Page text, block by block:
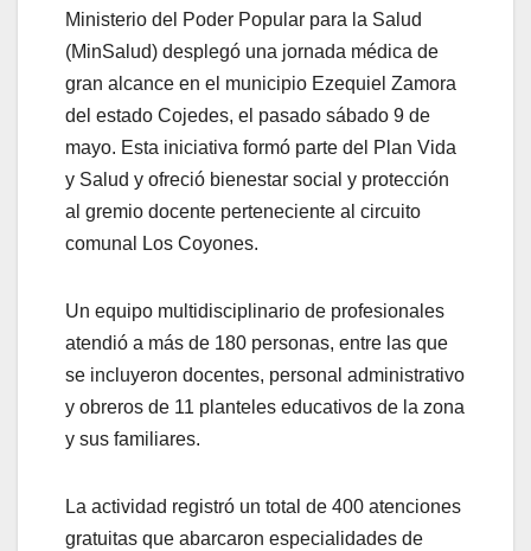
Ministerio del Poder Popular para la Salud
(MinSalud) desplegó una jornada médica de
gran alcance en el municipio Ezequiel Zamora
del estado Cojedes, el pasado sábado 9 de
mayo. Esta iniciativa formó parte del Plan Vida
y Salud y ofreció bienestar social y protección
al gremio docente perteneciente al circuito
comunal Los Coyones.
Un equipo multidisciplinario de profesionales
atendió a más de 180 personas, entre las que
se incluyeron docentes, personal administrativo
y obreros de 11 planteles educativos de la zona
y sus familiares.
La actividad registró un total de 400 atenciones
gratuitas que abarcaron especialidades de